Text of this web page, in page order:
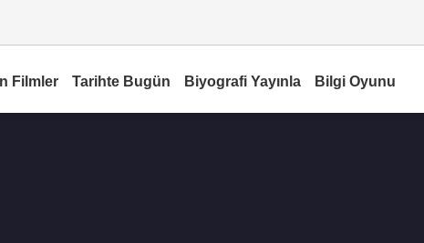
Filmler Tarihte Bugün Biyografi Yayınla Bilgi Oyunu